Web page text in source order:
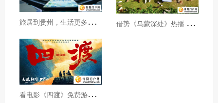
旅
居到贵州，生活更多彩！贵旅集团2026年夏季产品推介会在沪举行 借
势《乌蒙深处》热播 黔西市推动影视流量变游客“留量”
看
电影《四渡》免费游贵州A级景区、领500元票根消费券